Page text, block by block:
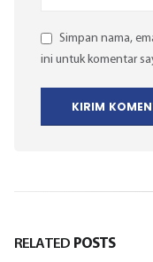
Simpan nama,
ini untuk komentar
RELATED POSTS